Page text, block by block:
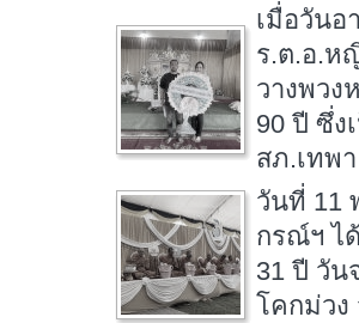
เมื่อวันอ
ร.ต.อ.ห
วางพวง
90 ปี ซึ่ง
สภ.เทพ
วันที่ 11
กรณ์ฯ ไ
31 ปี วั
โคกม่วง